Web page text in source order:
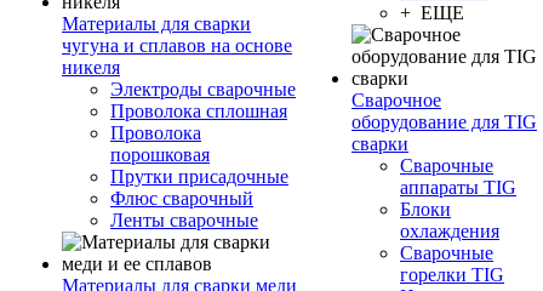
Материалы для сварки
чугуна и сплавов на основе
никеля
Электроды сварочные
Проволока сплошная
Проволока
порошковая
Прутки присадочные
Флюс сварочный
Ленты сварочные
Материалы для сварки меди
+ ЕЩЕ
Сварочное
оборудование для TIG
сварки
Сварочные
аппараты TIG
Блоки
охлаждения
Сварочные
горелки TIG